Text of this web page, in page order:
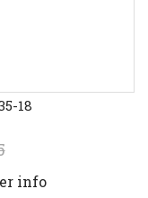
18
info